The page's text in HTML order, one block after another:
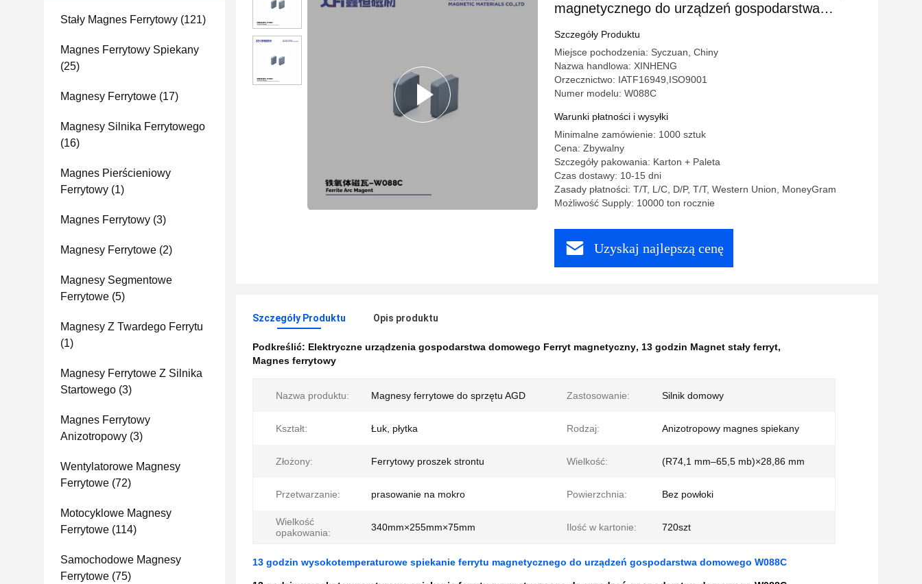
Stały Magnes Ferrytowy (121)
Magnes Ferrytowy Spiekany
(25)
Magnesy Ferrytowe (17)
Magnesy Silnika Ferrytowego
(16)
Magnes Pierścieniowy
Ferrytowy (1)
Magnes Ferrytowy (3)
Magnesy Ferrytowe (2)
Magnesy Segmentowe
Ferrytowe (5)
Magnesy Z Twardego Ferrytu
(1)
Magnesy Ferrytowe Z Silnika
Startowego (3)
Magnes Ferrytowy
Anizotropowy (3)
Wentylatorowe Magnesy
Ferrytowe (72)
Motocyklowe Magnesy
Ferrytowe (114)
Samochodowe Magnesy
Ferrytowe (75)
magnetycznego do urządzeń gospodarstwa
domowego W088C
Szczegóły Produktu
Miejsce pochodzenia: Syczuan, Chiny
Nazwa handlowa: XINHENG
Orzecznictwo: IATF16949,ISO9001
Numer modelu: W088C
Warunki płatności i wysyłki
Minimalne zamówienie: 1000 sztuk
Cena: Zbywalny
Szczegóły pakowania: Karton + Paleta
Czas dostawy: 10-15 dni
Zasady płatności: T/T, L/C, D/P, T/T, Western Union, MoneyGram
Możliwość Supply: 10000 ton rocznie
Uzyskaj najlepszą cenę
Szczegóły Produktu Opis produktu
Podkreślić: Elektryczne urządzenia gospodarstwa domowego Ferryt magnetyczny, 13 godzin Magnet stały ferryt,
Magnes ferrytowy
Nazwa produktu: Magnesy ferrytowe do sprzętu AGD Zastosowanie: Silnik domowy
Kształt: Łuk, płytka Rodzaj: Anizotropowy magnes spiekany
Złożony: Ferrytowy proszek strontu Wielkość: (R74,1 mm–65,5 mb)×28,86 mm
Przetwarzanie: prasowanie na mokro Powierzchnia: Bez powłoki
Wielkość
opakowania:
340mm×255mm×75mm Ilość w kartonie: 720szt
13 godzin wysokotemperaturowe spiekanie ferrytu magnetycznego do urządzeń gospodarstwa domowego W088C